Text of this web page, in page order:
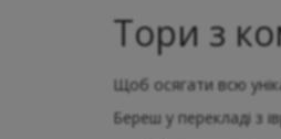
Тори з
Щоб осягати всю
Береш у перекладі з